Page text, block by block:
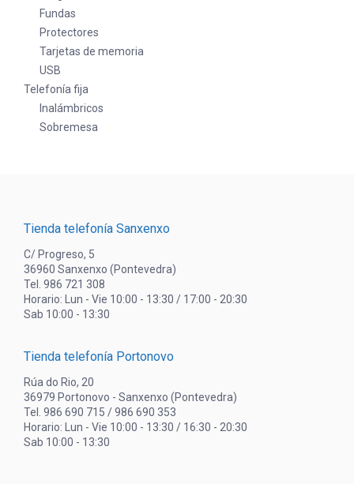
Fundas
Protectores
Tarjetas de memoria
USB
Telefonía fija
Inalámbricos
Sobremesa
Tienda telefonía Sanxenxo
C/ Progreso, 5
36960 Sanxenxo (Pontevedra)
Tel. 986 721 308
Horario: Lun - Vie 10:00 - 13:30 / 17:00 - 20:30
Sab 10:00 - 13:30
Tienda telefonía Portonovo
Rúa do Rio, 20
36979 Portonovo - Sanxenxo (Pontevedra)
Tel. 986 690 715 / 986 690 353
Horario: Lun - Vie 10:00 - 13:30 / 16:30 - 20:30
Sab 10:00 - 13:30